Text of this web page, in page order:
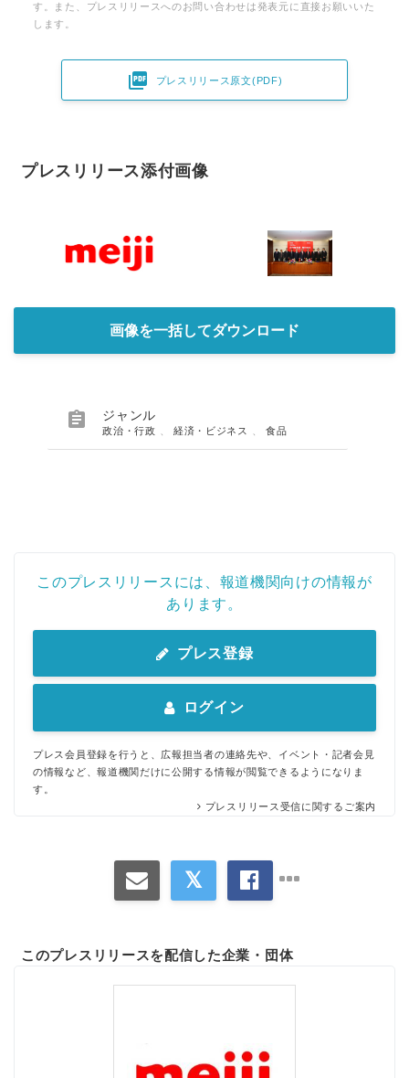
す。また、プレスリリースへのお問い合わせは発表元に直接お願いいた
します。
 プレスリリース原文(PDF)
プレスリリース添付画像
画像を一括してダウンロード
 ジャンル
政治・行政 経済・ビジネス 食品
このプレスリリースには、報道機関向けの情報が
あります。
プレス登録
ログイン
プレス会員登録を行うと、広報担当者の連絡先や、イベント・記者会見
の情報など、報道機関だけに公開する情報が閲覧できるようになりま
す。
プレスリリース受信に関するご案内
このプレスリリースを配信した企業・団体